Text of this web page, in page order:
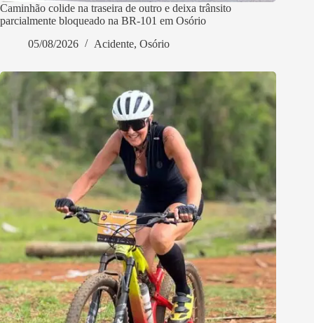
Caminhão colide na traseira de outro e deixa trânsito
parcialmente bloqueado na BR-101 em Osório
05/08/2026
Acidente, Osório